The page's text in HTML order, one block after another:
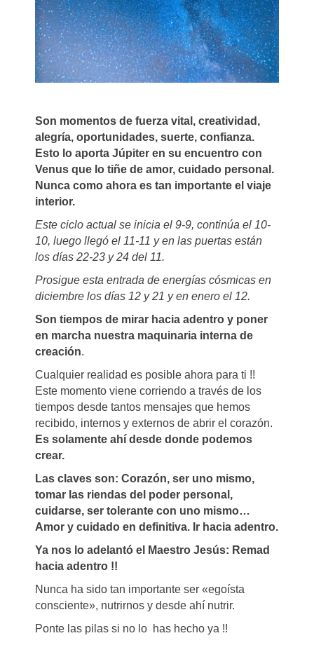
Son momentos de fuerza vital, creatividad,
alegría, oportunidades, suerte, confianza.
Esto lo aporta Júpiter en su encuentro con
Venus que lo tiñe de amor, cuidado personal.
Nunca como ahora es tan importante el viaje
interior.
Este ciclo actual se inicia el 9-9, continúa el 10-
10, luego llegó el 11-11 y en las puertas están
los días 22-23 y 24 del 11.
Prosigue esta entrada de energías cósmicas en
diciembre los días 12 y 21 y en enero el 12.
Son tiempos de mirar hacia adentro y poner
en marcha nuestra maquinaria interna de
creación.
Cualquier realidad es posible ahora para ti !!
Este momento viene corriendo a través de los
tiempos desde tantos mensajes que hemos
recibido, internos y externos de abrir el corazón.
Es solamente ahí desde donde podemos
crear.
Las claves son: Corazón, ser uno mismo,
tomar las riendas del poder personal,
cuidarse, ser tolerante con uno mismo…
Amor y cuidado en definitiva. Ir hacia adentro.
Ya nos lo adelantó el Maestro Jesús: Remad
hacia adentro !!
Nunca ha sido tan importante ser «egoísta
consciente», nutrirnos y desde ahí nutrir.
Ponte las pilas si no lo has hecho ya !!